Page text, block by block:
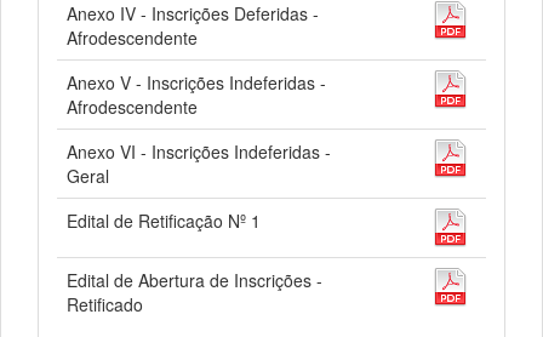
Anexo IV - Inscrições Deferidas -
Afrodescendente
Anexo V - Inscrições Indeferidas -
Afrodescendente
Anexo VI - Inscrições Indeferidas -
Geral
Edital de Retificação Nº 1
Edital de Abertura de Inscrições -
Retificado